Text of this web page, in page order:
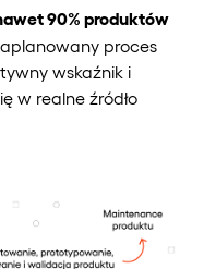
90% produktów
proces
wskaźnik i
w realne źródło